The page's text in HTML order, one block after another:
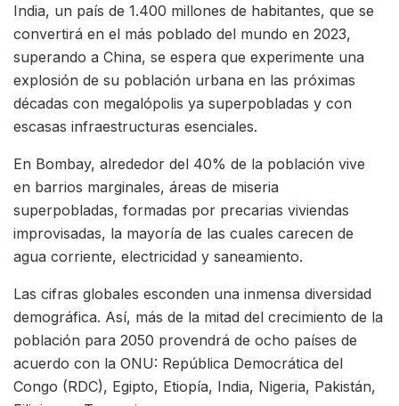
India, un país de 1.400 millones de habitantes, que se
convertirá en el más poblado del mundo en 2023,
superando a China, se espera que experimente una
explosión de su población urbana en las próximas
décadas con megalópolis ya superpobladas y con
escasas infraestructuras esenciales.
En Bombay, alrededor del 40% de la población vive
en barrios marginales, áreas de miseria
superpobladas, formadas por precarias viviendas
improvisadas, la mayoría de las cuales carecen de
agua corriente, electricidad y saneamiento.
Las cifras globales esconden una inmensa diversidad
demográfica. Así, más de la mitad del crecimiento de la
población para 2050 provendrá de ocho países de
acuerdo con la ONU: República Democrática del
Congo (RDC), Egipto, Etiopía, India, Nigeria, Pakistán,